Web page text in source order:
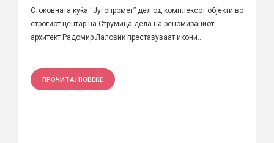
Стоковната куќа “Jугопромет” дел од комплексот објекти во
строгиот центар на Струмица дела на реномираниот
архитект Радомир Лаловиќ преставуваат икони...
ПРОЧИТАЈ ПОВЕЌЕ